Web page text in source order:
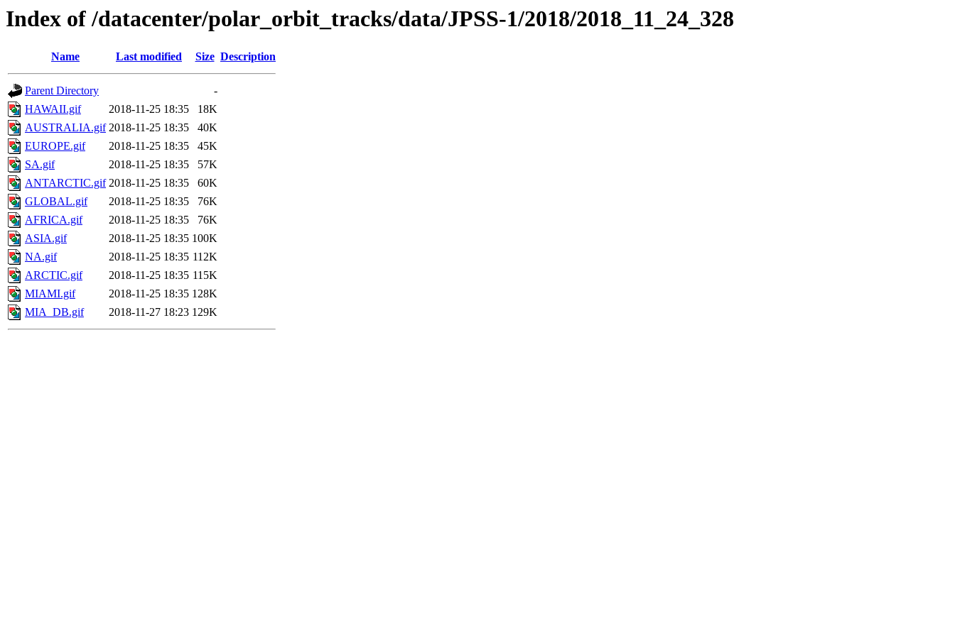
Index of /datacenter/polar_orbit_tracks/data/JPSS-1/2018/2018_11_24_328
Name Last modified Size Description
Parent Directory
-
HAWAII.gif
2018-11-25 18:35
18K
AUSTRALIA.gif 2018-11-25 18:35
40K
EUROPE.gif
2018-11-25 18:35
45K
SA.gif
2018-11-25 18:35
57K
ANTARCTIC.gif 2018-11-25 18:35
60K
GLOBAL.gif
2018-11-25 18:35
76K
AFRICA.gif
2018-11-25 18:35
76K
ASIA.gif
2018-11-25 18:35 100K
NA.gif
2018-11-25 18:35 112K
ARCTIC.gif
2018-11-25 18:35 115K
MIAMI.gif
2018-11-25 18:35 128K
MIA_DB.gif
2018-11-27 18:23 129K